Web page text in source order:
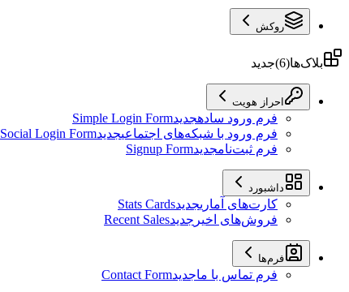
روکش
بلاک‌ها(
6
)جدید
احراز هویت
فرم ورود سادهجدیدSimple Login Form
فرم ورود با شبکه‌های اجتماعیجدیدSocial Login Form
فرم ثبت‌نامجدیدSignup Form
داشبورد
کارت‌های آماریجدیدStats Cards
فروش‌های اخیر جدیدRecent Sales
فرم‌ها
فرم تماس با ماجدیدContact Form